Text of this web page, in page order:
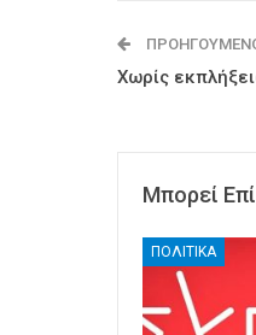
Χωρίς
Μπορεί
ΠΟΛΙΤΙΚΑ